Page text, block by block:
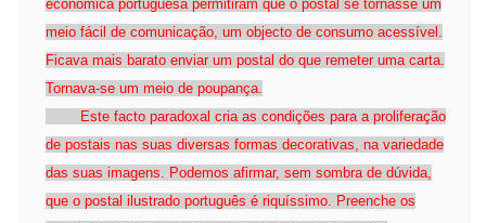
econômica portuguesa permitiram que o postal se tornasse um
meio fácil de comunicação, um objecto de consumo acessível.
Ficava mais barato enviar um postal do que remeter uma carta.
Tornava-se um meio de poupança.
Este facto paradoxal cria as condições para a proliferação
de postais nas suas diversas formas decorativas, na variedade
das suas imagens. Podemos afirmar, sem sombra de dúvida,
que o postal ilustrado português é riquíssimo. Preenche os